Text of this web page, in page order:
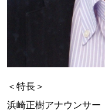
＜特長＞
浜崎正樹アナウンサー